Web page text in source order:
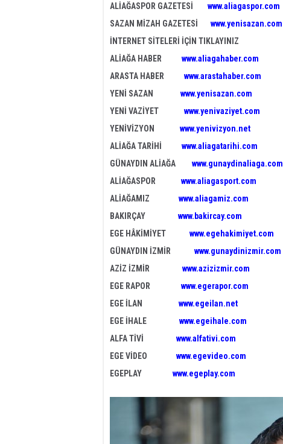
ALİAĞASPOR GAZETESİ
www.aliagaspor.com
SAZAN MİZAH GAZETESİ
www.yenisazan.com
İNTERNET SİTELERİ İÇİN TIKLAYINIZ
ALİAĞA HABER www.aliagahaber.com
ARASTA HABER www.arastahaber.com
YENİ SAZAN www.yenisazan.com
YENİ VAZİYET www.yenivaziyet.com
YENİVİZYON www.yenivizyon.net
ALİAĞA TARİHİ www.aliagatarihi.com
GÜNAYDIN ALİAĞA
www.gunaydinaliaga.com
ALİAĞASPOR www.aliagasport.com
ALİAĞAMIZ www.aliagamiz.com
BAKIRÇAY www.bakircay.com
EGE HÂKİMİYET www.egehakimiyet.com
GÜNAYDIN İZMİR www.gunaydinizmir.com
AZİZ İZMİR www.azizizmir.com
EGE RAPOR www.egerapor.com
EGE İLAN www.egeilan.net
EGE İHALE www.egeihale.com
ALFA TİVİ www.alfativi.com
EGE VİDEO www.egevideo.com
EGEPLAY www.egeplay.com